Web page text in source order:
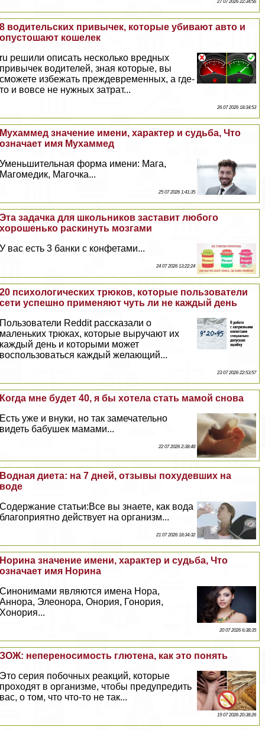
27 07 2026 22:34:56
8 водительских привычек, которые убивают авто и
опустошают кошелек
ru решили описать несколько вредных
привычек водителей, зная которые, вы
сможете избежать преждевременных, а где-
то и вовсе не нужных затрат...
26 07 2026 18:34:53
Мухаммед значение имени, хаpaктер и судьба, Что
означает имя Мухаммед
Уменьшительная форма имени: Мага,
Магомедик, Магочка...
25 07 2026 1:41:35
Эта задачка для школьников заставит любого
хорошенько раскинуть мозгами
У вас есть 3 банки с конфетами...
24 07 2026 13:22:24
20 психологических трюков, которые пользователи
сети успешно применяют чуть ли не каждый день
Пользователи Reddit рассказали о
маленьких трюках, которые выручают их
каждый день и которыми может
воспользоваться каждый желающий...
23 07 2026 22:53:57
Когда мне будет 40, я бы хотела стать мамой снова
Есть уже и внуки, но так замечательно
видеть бабушек мамами...
22 07 2026 2:38:48
Водная диета: на 7 дней, отзывы похудевших на
воде
Содержание статьи:Все вы знаете, как вода
благоприятно действует на организм...
21 07 2026 18:34:32
Норина значение имени, хаpaктер и судьба, Что
означает имя Норина
Синонимами являются имена Нора,
Аннора, Элеонора, Онория, Гонория,
Хонория...
20 07 2026 6:38:35
ЗОЖ: непереносимость глютена, как это понять
Это серия побочных реакций, которые
проходят в организме, чтобы предупредить
вас, о том, что что-то не так...
19 07 2026 20:38:26